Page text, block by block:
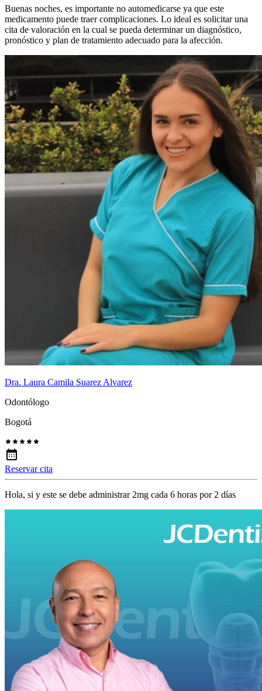
Buenas noches, es importante no automedicarse ya que este
medicamento puede traer complicaciones. Lo ideal es solicitar una
cita de valoración en la cual se pueda determinar un diagnóstico,
pronóstico y plan de tratamiento adecuado para la afección.
Dra. Laura Camila Suarez Alvarez
Odontólogo
Bogotá
Reservar cita
Hola, si y este se debe administrar 2mg cada 6 horas por 2 días